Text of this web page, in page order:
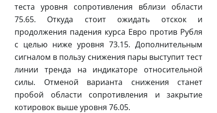
теста уровня сопротивления вблизи области
75.65. Откуда стоит ожидать отскок и
продолжения падения курса Евро против Рубля
с целью ниже уровня 73.15. Дополнительным
сигналом в пользу снижения пары выступит тест
линии тренда на индикаторе относительной
силы. Отменой варианта снижения станет
пробой области сопротивления и закрытие
котировок выше уровня 76.05.